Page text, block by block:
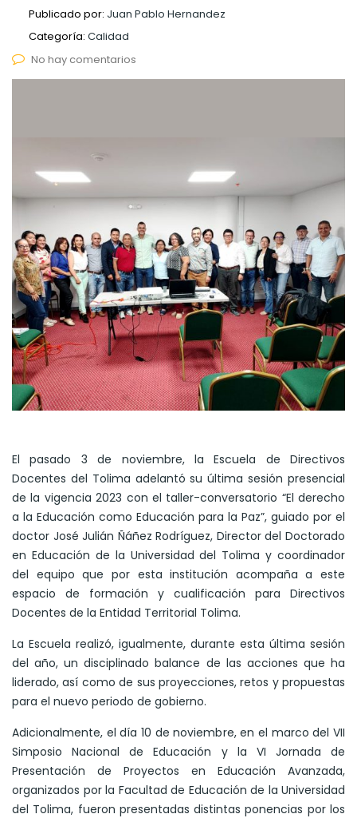
Publicado por: Juan Pablo Hernandez
Categoría: Calidad
No hay comentarios
El pasado 3 de noviembre, la Escuela de Directivos
Docentes del Tolima adelantó su última sesión presencial
de la vigencia 2023 con el taller-conversatorio “El derecho
a la Educación como Educación para la Paz”, guiado por el
doctor José Julián Ñáñez Rodríguez, Director del Doctorado
en Educación de la Universidad del Tolima y coordinador
del equipo que por esta institución acompaña a este
espacio de formación y cualificación para Directivos
Docentes de la Entidad Territorial Tolima.
La Escuela realizó, igualmente, durante esta última sesión
del año, un disciplinado balance de las acciones que ha
liderado, así como de sus proyecciones, retos y propuestas
para el nuevo periodo de gobierno.
Adicionalmente, el día 10 de noviembre, en el marco del VII
Simposio Nacional de Educación y la VI Jornada de
Presentación de Proyectos en Educación Avanzada,
organizados por la Facultad de Educación de la Universidad
del Tolima, fueron presentadas distintas ponencias por los